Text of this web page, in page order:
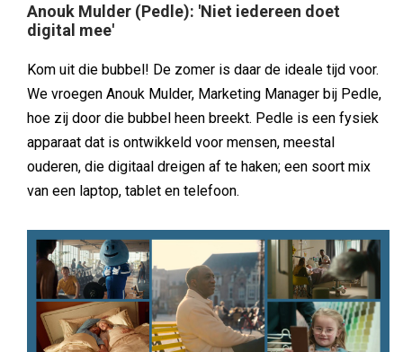
Anouk Mulder (Pedle): 'Niet iedereen doet
digital mee'
Kom uit die bubbel! De zomer is daar de ideale tijd voor.
We vroegen Anouk Mulder, Marketing Manager bij Pedle,
hoe zij door die bubbel heen breekt. Pedle is een fysiek
apparaat dat is ontwikkeld voor mensen, meestal
ouderen, die digitaal dreigen af te haken; een soort mix
van een laptop, tablet en telefoon.